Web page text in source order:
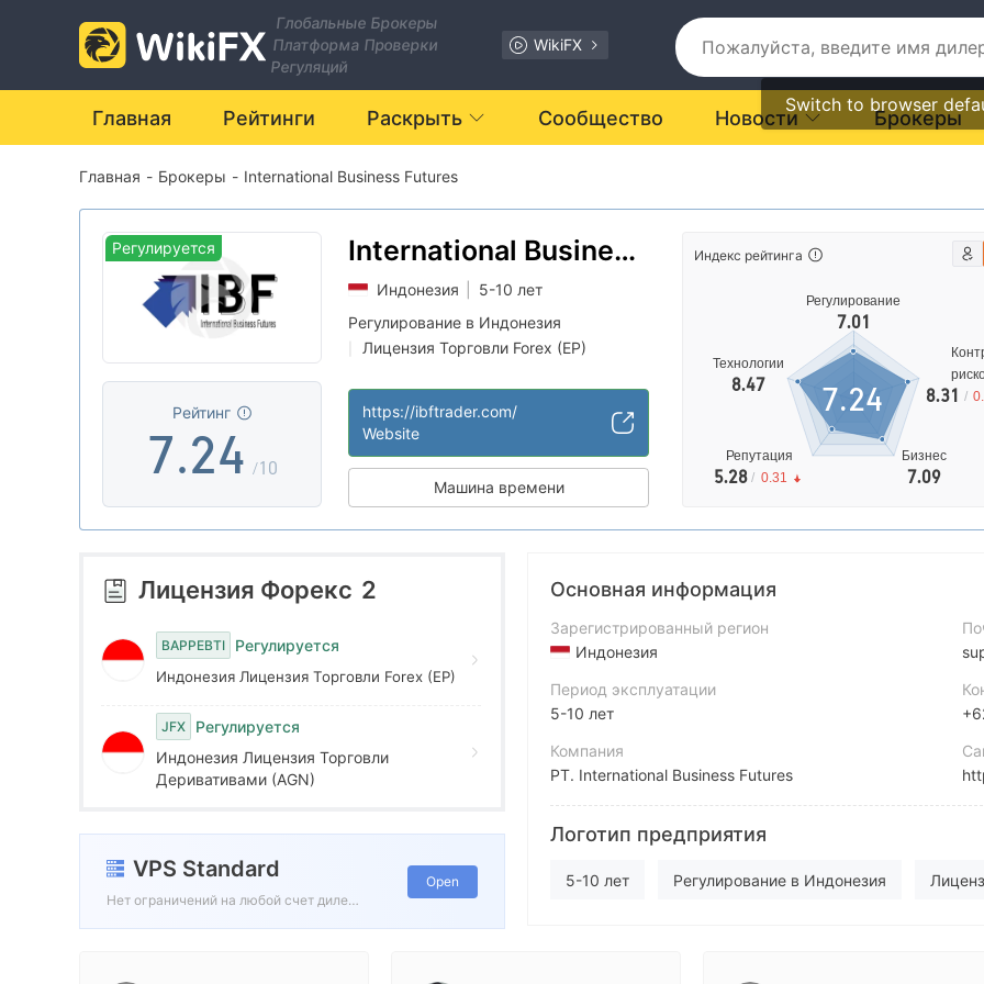
Глобальные Брокеры
Платформа Проверки
Регуляций
WikiFX
Switch to browser
Главная Рейтинги Раскрыть Сообщество Новости Брокеры
Главная - Брокеры - International Business Futures
Регулируется
Рейтинг
1
2
3
4
5
6
7
8
9
.
0
1
2
3
4
5
6
7
8
9
0
1
2
3
4
5
6
7
8
9
/10
International Business
Futures
Индонезия
5-10 лет
Регулирование в Индонезия
Лицензия Торговли Forex (EP)
https://ibftrader.com/
Website
Машина времени
Индекс рейтинга
Регулирование
7.01
Технологии
8.47
Репутация
5.28 / 0.31
Бизнес
7.09
8.31 /
7.24
Лицензия Форекс 2
BAPPEBTI Регулируется
Индонезия Лицензия Торговли Forex (EP)
JFX
Регулируется
Индонезия Лицензия Торговли
Деривативами (AGN)
VPS Standard
Нет ограничений на любой счет дилера
Open
Основная информация
Зарегистрированный регион
Индонезия
Период эксплуатации
5-10 лет
Компания
PT. International Business Futures
Аббревиатура
International Business Futures
Сотрудник компании
Логотип предприятия
5-10 лет Регулирование в Индонезия